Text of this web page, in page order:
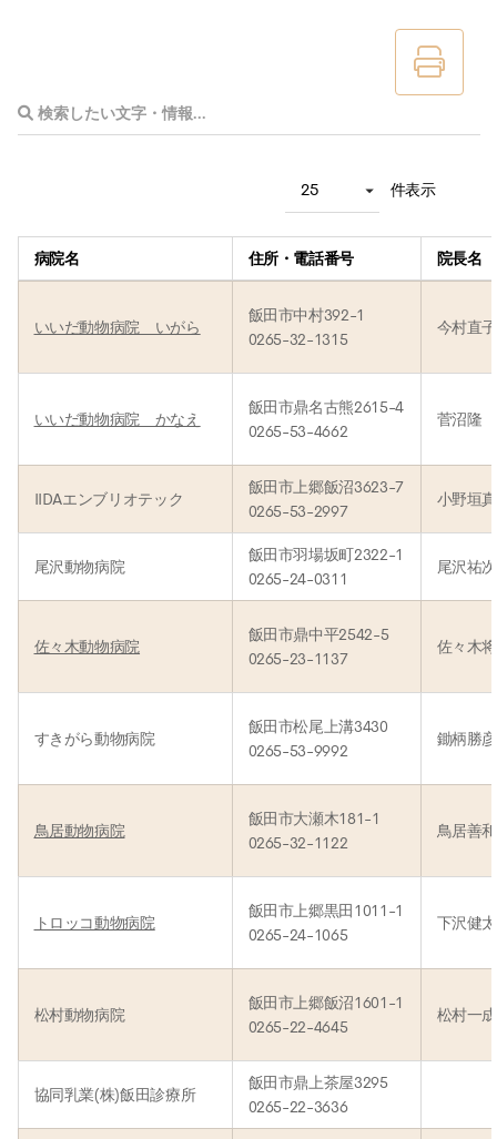
件表示
病院名 住所・電話番号 院長名
いいだ動物病院 いがら
飯田市中村392-1
0265-32-1315
今村直子
いいだ動物病院 かなえ
飯田市鼎名古熊2615-4
0265-53-4662
菅沼隆
IIDAエンブリオテック
飯田市上郷飯沼3623-7
0265-53-2997
小野垣
尾沢動物病院
飯田市羽場坂町2322-1
0265-24-0311
尾沢祐次
佐々木動物病院
飯田市鼎中平2542-5
0265-23-1137
佐々木
すきがら動物病院
飯田市松尾上溝3430
0265-53-9992
鋤柄勝彦
鳥居動物病院
飯田市大瀬木181-1
0265-32-1122
鳥居善和
トロッコ動物病院
飯田市上郷黒田1011-1
0265-24-1065
下沢健
松村動物病院
飯田市上郷飯沼1601-1
0265-22-4645
松村一成
協同乳業(株)飯田診療所
飯田市鼎上茶屋3295
0265-22-3636